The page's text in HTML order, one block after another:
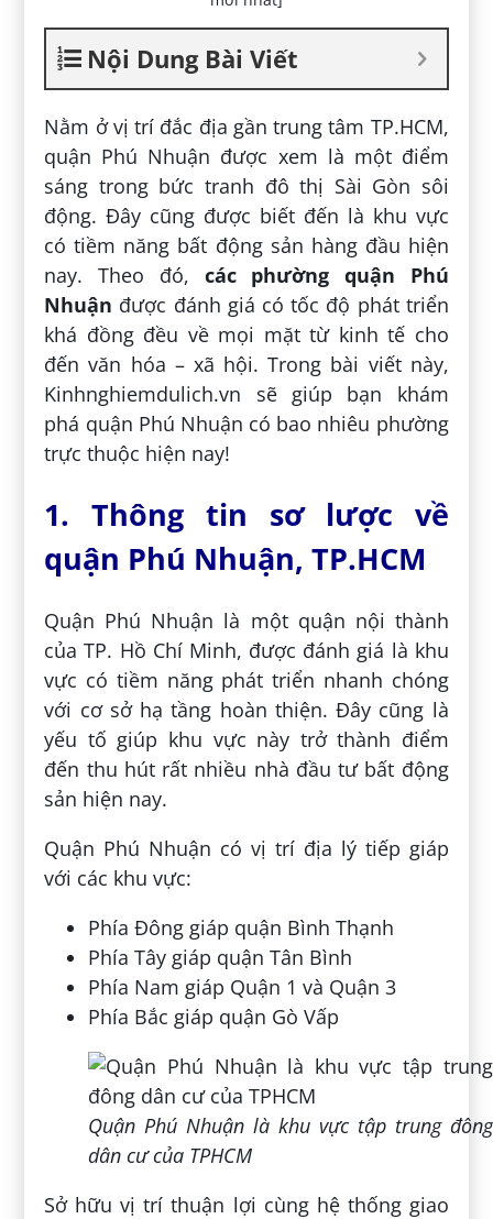
Nội Dung Bài Viết
Nằm ở vị trí đắc địa gần trung tâm TP.HCM,
quận Phú Nhuận được xem là một điểm
sáng trong bức tranh đô thị Sài Gòn sôi
động. Đây cũng được biết đến là khu vực
có tiềm năng bất động sản hàng đầu hiện
nay. Theo đó, các phường quận Phú
Nhuận được đánh giá có tốc độ phát triển
khá đồng đều về mọi mặt từ kinh tế cho
đến văn hóa – xã hội. Trong bài viết này,
Kinhnghiemdulich.vn sẽ giúp bạn khám
phá quận Phú Nhuận có bao nhiêu phường
trực thuộc hiện nay!
1. Thông tin sơ lược về
quận Phú Nhuận, TP.HCM
Quận Phú Nhuận là một quận nội thành
của TP. Hồ Chí Minh, được đánh giá là khu
vực có tiềm năng phát triển nhanh chóng
với cơ sở hạ tầng hoàn thiện. Đây cũng là
yếu tố giúp khu vực này trở thành điểm
đến thu hút rất nhiều nhà đầu tư bất động
sản hiện nay.
Quận Phú Nhuận có vị trí địa lý tiếp giáp
với các khu vực:
Phía Đông giáp quận Bình Thạnh
Phía Tây giáp quận Tân Bình
Phía Nam giáp Quận 1 và Quận 3
Phía Bắc giáp quận Gò Vấp
Quận Phú Nhuận là khu vực tập trung đông
dân cư của TPHCM
Sở hữu vị trí thuận lợi cùng hệ thống giao